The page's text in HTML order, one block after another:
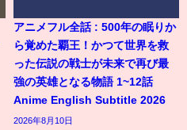
アニメフル全話 : 500年の眠りか
ら覚めた覇王！かつて世界を救
った伝説の戦士が未来で再び最
強の英雄となる物語 1~12話
Anime English Subtitle 2026
2026年8月10日